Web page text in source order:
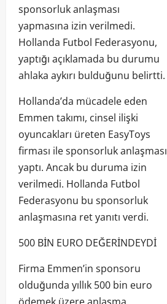
sponsorluk anlaşması
yapmasına izin verilmedi.
Hollanda Futbol Federasyonu,
yaptığı açıklamada bu durumu
ahlaka aykırı bulduğunu belirtti.
Hollanda’da mücadele eden
Emmen takımı, cinsel ilişki
oyuncakları üreten EasyToys
firması ile sponsorluk anlaşması
yaptı. Ancak bu duruma izin
verilmedi. Hollanda Futbol
Federasyonu bu sponsorluk
anlaşmasına ret yanıtı verdi.
500 BİN EURO DEĞERİNDEYDİ
Firma Emmen’in sponsoru
olduğunda yıllık 500 bin euro